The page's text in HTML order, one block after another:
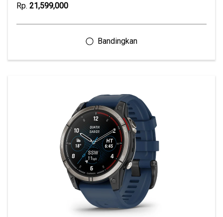
Rp. 21,599,000